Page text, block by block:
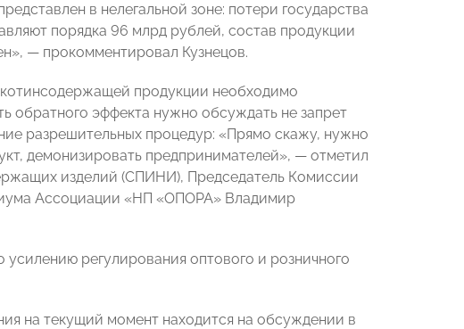
в нелегальной зоне: потери государства
порядка 96 млрд рублей, состав продукции
— прокомментировал Кузнецов.
продукции необходимо
обратного эффекта нужно обсуждать не запрет
разрешительных процедур: «Прямо скажу, нужно
демонизировать предпринимателей», — отметил
изделий (СПИНИ), Председатель Комиссии
Ассоциации «НП «ОПОРА» Владимир
регулирования оптового и розничного
на текущий момент находится на обсуждении в